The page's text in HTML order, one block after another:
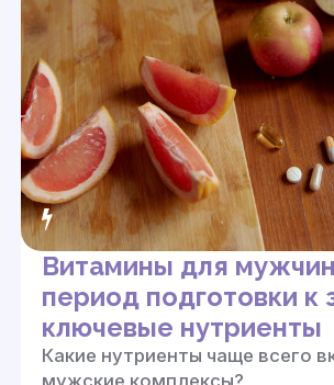
Витамины для
период подготовки к
ключевые нутриенты
Какие нутриенты чаще всего
мужские комплексы?